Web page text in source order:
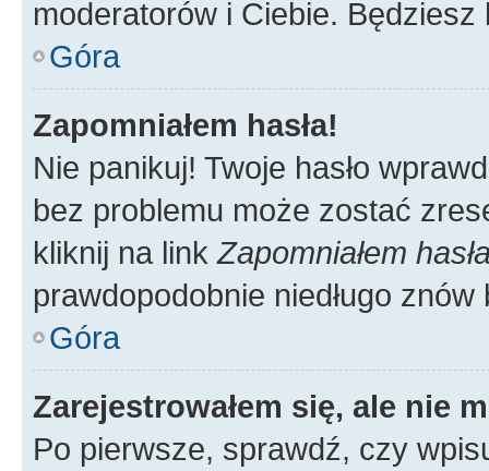
moderatorów i Ciebie.
Góra
Zapomniałem hasła!
Nie panikuj! Twoje hasło
bez problemu może zostać
kliknij na link Zapomniałem
prawdopodobnie niedługo
Góra
Zarejestrowałem się, ale nie
Po pierwsze, sprawdź, czy